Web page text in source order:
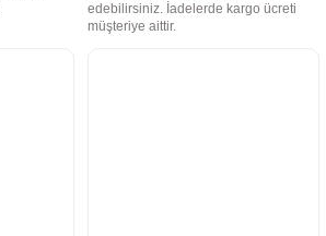
edebilirsiniz. İadelerde kargo ücreti
müşteriye aittir.